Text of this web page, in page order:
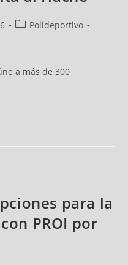
Polideportivo
a más de 300
para la
PROI por